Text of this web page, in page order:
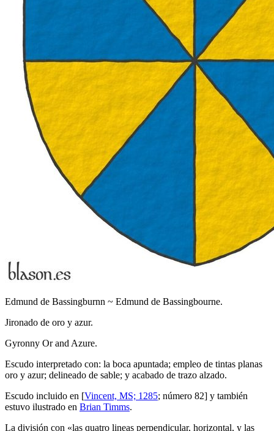
Edmund de Bassingburnn ~ Edmund de Bassingbourne.
Jironado de oro y azur.
Gyronny Or and Azure.
Escudo interpretado con: la boca apuntada; empleo de tintas planas
oro y azur; delineado de sable; y acabado de trazo alzado.
Escudo incluido en [Vincent, MS; 1285; número 82] y también
estuvo ilustrado en Brian Timms.
La división con «las quatro lineas perpendicular, horizontal, y las